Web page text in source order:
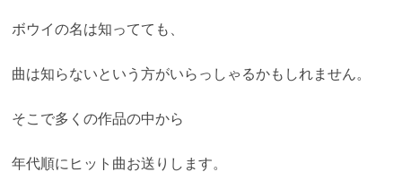
ボウイの名は知ってても、
曲は知らないという方がいらっしゃるかもしれません。
そこで多くの作品の中から
年代順にヒット曲お送りします。